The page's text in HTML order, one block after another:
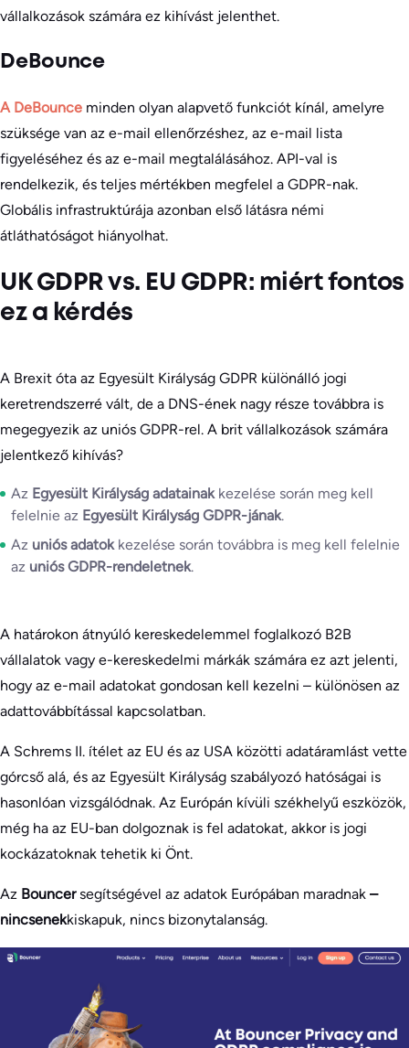
vállalkozások számára ez kihívást jelenthet.
DeBounce
A DeBounce minden olyan alapvető funkciót kínál, amelyre
szüksége van az e-mail ellenőrzéshez, az e-mail lista
figyeléséhez és az e-mail megtalálásához. API-val is
rendelkezik, és teljes mértékben megfelel a GDPR-nak.
Globális infrastruktúrája azonban első látásra némi
átláthatóságot hiányolhat.
UK GDPR vs. EU GDPR: miért fontos
ez a kérdés
A Brexit óta az Egyesült Királyság GDPR különálló jogi
keretrendszerré vált, de a DNS-ének nagy része továbbra is
megegyezik az uniós GDPR-rel. A brit vállalkozások számára
jelentkező kihívás?
Az Egyesült Királyság adatainakkezelése során meg kell
felelnie az Egyesült Királyság GDPR-jának.
Az uniós adatokkezelése során továbbra is meg kell felelnie
az uniós GDPR-rendeletnek.
A határokon átnyúló kereskedelemmel foglalkozó B2B
vállalatok vagy e-kereskedelmi márkák számára ez azt jelenti,
hogy az e-mail adatokat gondosan kell kezelni – különösen az
adattovábbítással kapcsolatban.
A Schrems II. ítélet az EU és az USA közötti adatáramlást vette
górcső alá, és az Egyesült Királyság szabályozó hatóságai is
hasonlóan vizsgálódnak. Az Európán kívüli székhelyű eszközök,
még ha az EU-ban dolgoznak is fel adatokat, akkor is jogi
kockázatoknak tehetik ki Önt.
Az Bouncersegítségével az adatok Európában maradnak –
nincsenekkiskapuk, nincs bizonytalanság.